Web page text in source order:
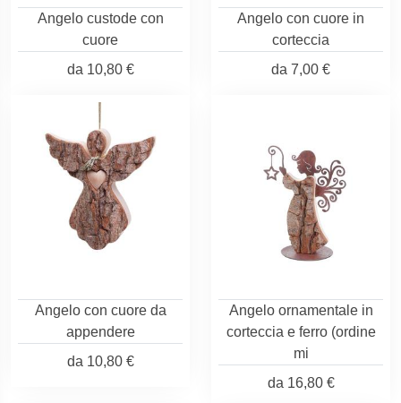
Angelo custode con
cuore
da 10,80 €
Angelo con cuore in
corteccia
da 7,00 €
Angelo con cuore da
appendere
da 10,80 €
Angelo ornamentale in
corteccia e ferro (ordine
mi
da 16,80 €